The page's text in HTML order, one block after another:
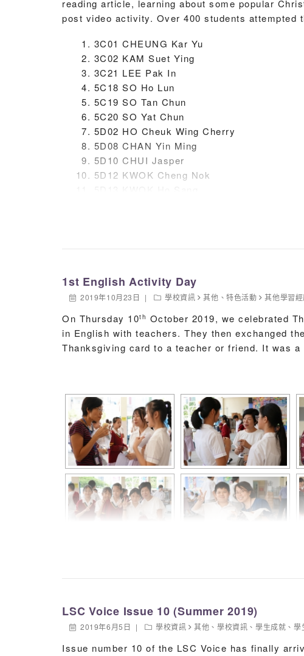
Our students took part in The 25th Hong Kong
hands at beautiful cursive writing. The results
Junior Sector:
Champion: Wong Lok Yi (2B)
First Runner-up: Ho Pui Yi (3D)
Senior Sector:
Champion: Yung Yat Yu (4A)
First Runner-up: Ho Ka Wai (5A)
Merit: Yu Hon Jim (5B)
Merit: Chan Cheuk Ling (6A)
reading article, learning about some popular
post video activity. Over 400 students
3C01 CHEUNG Kar Yu
3C02 KAM Suet Ying
3C21 LEE Pak In
5C18 SO Ho Lun
5C19 SO Tan Chun
5C20 SO Yat Chun
5D02 HO Cheuk Wing Cherry
5D08 CHAN Yin Ming
5D10 CHUI Jasper
5D12 KWOK Cheng Nok
5D17 PUN Yin Tung
5D20 WONG Chun Lok
5D21 YEUNG Cheuk Him Rory
5D22 YU Hong Lin
6A06 LEUNG Kei Kwan
6A09 MUI Kwan Tung Tina
6A11 TO Ka Yan
6A24 SO Wing Lok
6C06 NG Tsz Ting
6C11 HA Wai Ho
6C13 KWOK Tsz Kit
6C24 YIP Cho Wai
6D01 CHENG Hang Yi
6D04 PANG Wing Laam
6D05 WONG Sheung
6D18 TANG Yiu Wa
Prizes were eventually given when we had
1st English Activity Day
2019年10月23日 學校資訊 其他 、特色活動 其他學習
On Thursday 10th October 2019, we celebrated
in English with teachers. They then exchanged
Thanksgiving card to a teacher or friend. It was
LSC Voice Issue 10 (Summer 2019)
2019年6月5日 學校資訊 其他 、 學校資訊 、 學生成就 、 學
Issue number 10 of the LSC Voice has finally